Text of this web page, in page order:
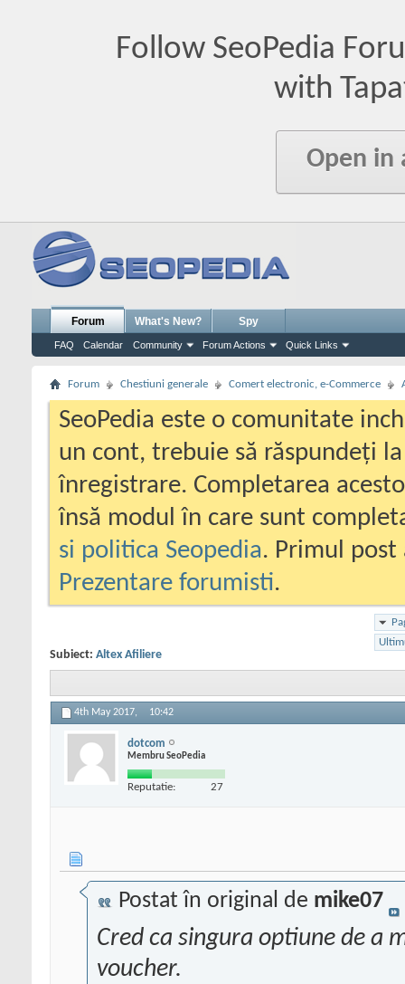
Follow SeoPedia
with
Open in
Forum
FAQ Calendar Community Forum Actions Quick Links
What's New? Spy
Forum Chestiuni generale Comert electronic, e-Commerce
SeoPedia este o comunitate
un cont, trebuie să răspundeți
înregistrare. Completarea
însă modul în care sunt
si politica Seopedia. Primul
Prezentare forumisti.
Subiect: Altex Afiliere
4th May 2017, 10:42
dotcom
Membru SeoPedia
Reputatie: 27
Postat în original de mike07
Cred ca singura optiune de a
voucher.